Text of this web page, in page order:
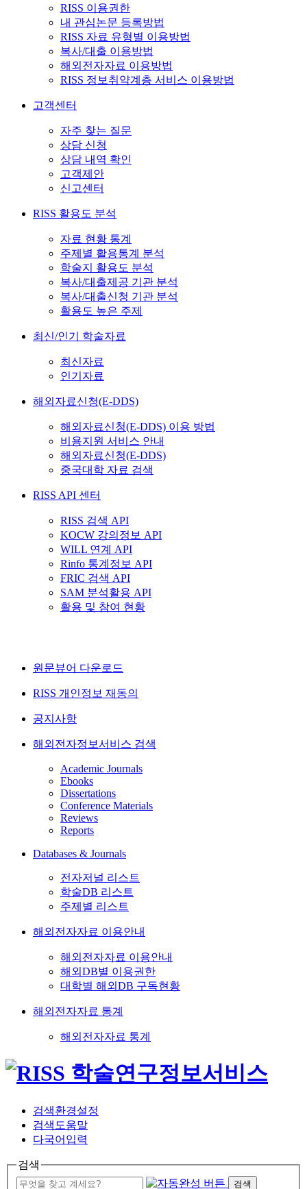
RISS 이용권한
내 관심논문 등록방법
RISS 자료 유형별 이용방법
복사/대출 이용방법
해외전자자료 이용방법
RISS 정보취약계층 서비스 이용방법
고객센터
자주 찾는 질문
상담 신청
상담 내역 확인
고객제안
신고센터
RISS 활용도 분석
자료 현황 통계
주제별 활용통계 분석
학술지 활용도 분석
복사/대출제공 기관 분석
복사/대출신청 기관 분석
활용도 높은 주제
최신/인기 학술자료
최신자료
인기자료
해외자료신청(E-DDS)
해외자료신청(E-DDS) 이용 방법
비용지원 서비스 안내
해외자료신청(E-DDS)
중국대학 자료 검색
RISS API 센터
RISS 검색 API
KOCW 강의정보 API
WILL 연계 API
Rinfo 통계정보 API
FRIC 검색 API
SAM 분석활용 API
활용 및 참여 현황
원문뷰어 다운로드
RISS 개인정보 재동의
공지사항
해외전자정보서비스 검색
Academic Journals
Ebooks
Dissertations
Conference Materials
Reviews
Reports
Databases & Journals
전자저널 리스트
학술DB 리스트
주제별 리스트
해외전자자료 이용안내
해외전자자료 이용안내
해외DB별 이용권한
대학별 해외DB 구독현황
해외전자자료 통계
해외전자자료 통계
검색환경설정
검색도움말
다국어입력
검색
검색